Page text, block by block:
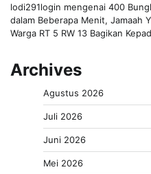
lodi291login mengenai 400
dalam Beberapa Menit, Jamaah
Warga RT 5 RW 13 Bagikan
Archives
Agustus 2026
Juli 2026
Juni 2026
Mei 2026